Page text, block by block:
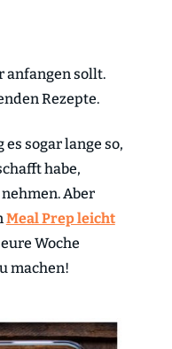
anfangen sollt.
Rezepte.
sogar lange so,
habe,
Aber
Meal Prep leicht
Woche
machen!